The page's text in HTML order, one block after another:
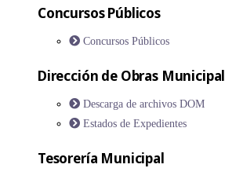
Concursos Públicos
Concursos Públicos
Dirección de Obras Municipal
Descarga de archivos DOM
Estados de Expedientes
Tesorería Municipal